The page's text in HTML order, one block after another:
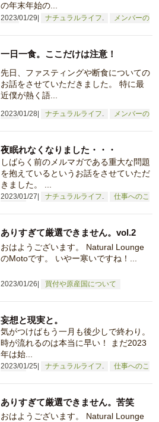
2023/01/29 ナチュラルライフ
メンバーの
の年末年始の...
2023/01/28 ナチュラルライフ
メンバーの
一日一食。ここだけは注意！
先日、ファスティングや断食についての
お話をさせていただきました。 特に最
近僕が熱く語...
2023/01/27 ナチュラルライフ
仕事へのこ
夜眠れなくなりました・・・
しばらく前のメルマガである重大な問題
を抱えているというお話をさせていただ
きました。 ...
2023/01/26 買付や原産国について
ありすぎて厳選できません。vol.2
おはようございます。 Natural Lounge
のMotoです。 いやー寒いですね！...
2023/01/25 ナチュラルライフ
仕事へのこ
妄想と現実と。
気がつけばもう一月も後少しで終わり。
時が流れるのは本当に早い！ まだ2023
年は始...
ありすぎて厳選できません。苦笑
おはようございます。 Natural Lounge